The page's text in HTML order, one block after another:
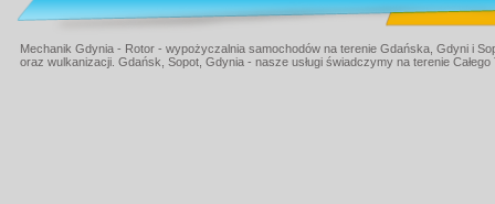
Mechanik Gdynia - Rotor - wypożyczalnia samochodów na terenie Gdańska, Gdyni i
oraz wulkanizacji. Gdańsk, Sopot, Gdynia - nasze usługi świadczymy na terenie Całego